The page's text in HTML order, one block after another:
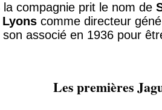
la compagnie prit le nom de
comme directeur
son associé en 1936 pour
Les premières